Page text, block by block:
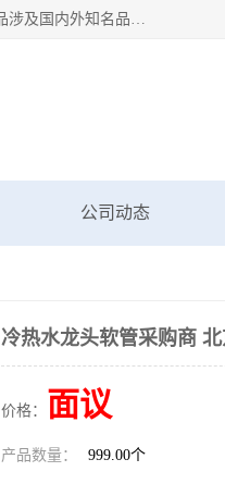
专业配送水暖器材、光源灯具、五金交电等维修物资，飞利浦，佛山照明，世达，博世，九牧，特陶等各产品涉及国内外知名品牌。公司专注与物业、学校、酒店、工厂等单位合作，提供一站式配送服务，降低客户综合成本。依托电子商务改变传统模式，以专业的团队为客户提供24H物资配送到达，货到月结、统一开票，便捷退换等服务，提高了企业的运营效率。
公司动态
冷热水龙头软管采购商
价格： 面议
产品数量： 999.00个